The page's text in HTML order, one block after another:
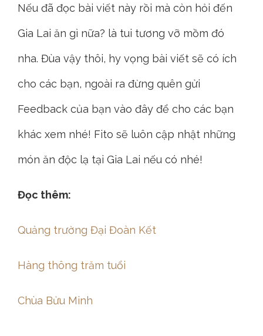
Nếu đã đọc bài viết này rồi mà còn hỏi đến
Gia Lai ăn gì nữa? là tui tương vỡ mồm đó
nha. Đùa vậy thôi, hy vọng bài viết sẽ có ích
cho các bạn, ngoài ra đừng quên gửi
Feedback của bạn vào đây để cho các bạn
khác xem nhé! Fito sẽ luôn cập nhật những
món ăn độc lạ tại Gia Lai nếu có nhé!
Đọc thêm:
Quảng trường Đại Đoàn Kết
Hàng thông trăm tuổi
Chùa Bửu Minh